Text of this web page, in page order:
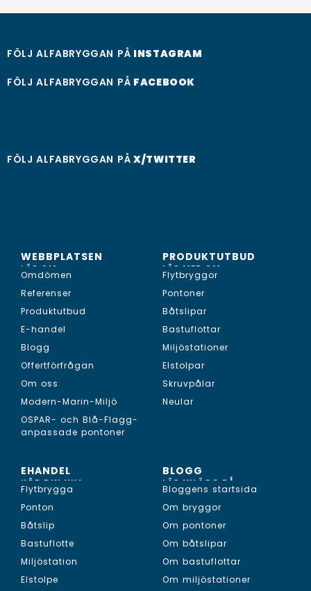
FÖLJ ALFABRYGGAN PÅ INSTAGRAM
FÖLJ ALFABRYGGAN PÅ FACEBOOK
FÖLJ ALFABRYGGAN PÅ X/TWITTER
WEBBPLATSEN
LÄS OM...
Omdömen
Referenser
Produktutbud
E-handel
Blogg
Offertförfrågan
Om oss
Modern-Marin-Miljö
OSPAR- och Blå-Flagg-
anpassade pontoner
PRODUKTUTBUD
LÄS MER OM...
Flytbryggor
Pontoner
Båtslipar
Bastuflottar
Miljöstationer
Elstolpar
Skruvpålar
Neular
EHANDEL
KÖP DIN NYA...
Flytbrygga
Ponton
Båtslip
Bastuflotte
Miljöstation
Elstolpe
BLOGG
LÄS INLÄGG PÅ...
Bloggens startsida
Om bryggor
Om pontoner
Om båtslipar
Om bastuflottar
Om miljöstationer